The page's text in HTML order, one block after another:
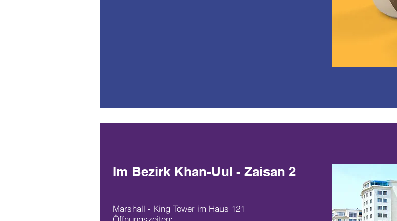
Im Bezirk Khan-Uul - Zaisan 2
Marshall - King Tower im Haus 121